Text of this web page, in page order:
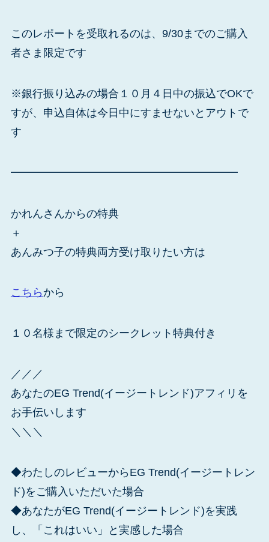
このレポートを受取れるのは、9/30までのご購入
者さま限定です
※銀行振り込みの場合１０月４日中の振込でOKで
すが、申込自体は今日中にすませないとアウトで
す
━━━━━━━━━━━━━━━━━━━━━
かれんさんからの特典
＋
あんみつ子の特典両方受け取りたい方は
こちらから
１０名様まで限定のシークレット特典付き
／／／
あなたのEG Trend(イージートレンド)アフィリを
お手伝いします
＼＼＼
◆わたしのレビューからEG Trend(イージートレン
ド)をご購入いただいた場合
◆あなたがEG Trend(イージートレンド)を実践
し、「これはいい」と実感した場合